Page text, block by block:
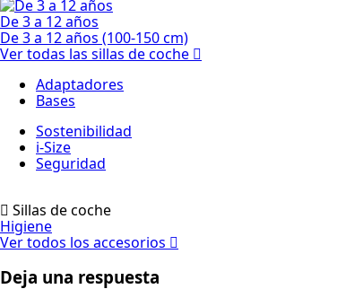
De 3 a 12 años
De 3 a 12 años (100-150 cm)
Ver todas las sillas de coche
Adaptadores
Bases
Sostenibilidad
i-Size
Seguridad
Sillas de coche
Higiene
Ver todos los accesorios
Deja una respuesta